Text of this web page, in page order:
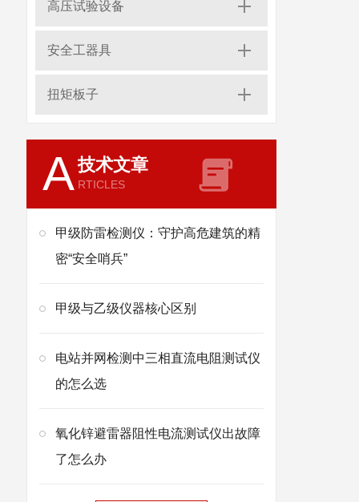
高压试验设备
安全工器具
扭矩板子
A技术文章
RTICLES
甲级防雷检测仪：守护高危建筑的精
密“安全哨兵”
甲级与乙级仪器核心区别
电站并网检测中三相直流电阻测试仪
的怎么选
氧化锌避雷器阻性电流测试仪出故障
了怎么办